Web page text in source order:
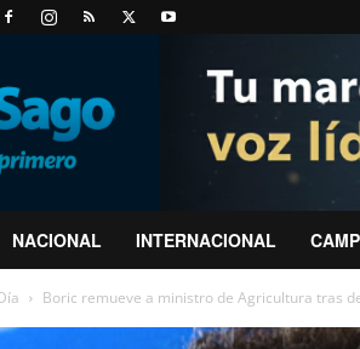
NACIONAL INTERNACIONAL
Boric remueve a ministro de Agricultura tras